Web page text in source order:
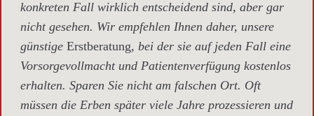
konkreten Fall wirklich entscheidend sind, aber gar
nicht gesehen. Wir empfehlen Ihnen daher, unsere
günstige Erstberatung, bei der sie auf jeden Fall eine
Vorsorgevollmacht und Patientenverfügung kostenlos
erhalten. Sparen Sie nicht am falschen Ort. Oft
müssen die Erben später viele Jahre prozessieren und